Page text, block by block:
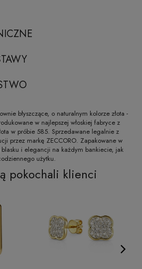
błyszczące, o naturalnym kolorze złota -
w najlepszej włoskiej fabryce z
w próbie 585. Sprzedawane legalnie z
przez markę ZECCORO. Zapakowane w
blasku i elegancji na każdym bankiecie, jak
użytku.
pokochali klienci